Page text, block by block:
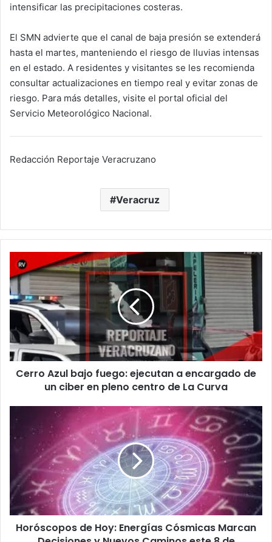
intensificar las precipitaciones costeras.
El SMN advierte que el canal de baja presión se extenderá
hasta el martes, manteniendo el riesgo de lluvias intensas
en el estado. A residentes y visitantes se les recomienda
consultar actualizaciones en tiempo real y evitar zonas de
riesgo. Para más detalles, visite el portal oficial del
Servicio Meteorológico Nacional.
Redacción Reportaje Veracruzano
Veracruz
Cerro
Azul
bajo
fuego:
ejecutan
encargado
de
un
ciber
de
La
Cerro Azul bajo fuego: ejecutan a encargado de
un ciber en pleno centro de La Curva
Horóscopos
Hoy:
Energías
Cósmicas
Marcan
Decisiones
y
Nuevos
Caminos
Horóscopos de Hoy: Energías Cósmicas Marcan